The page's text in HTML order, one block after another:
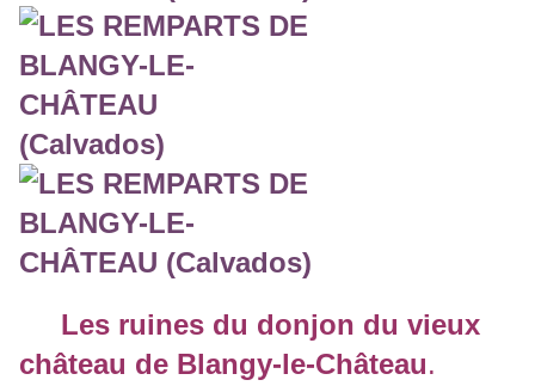
Les ruines du donjon du vieux
château de Blangy-le-Château.